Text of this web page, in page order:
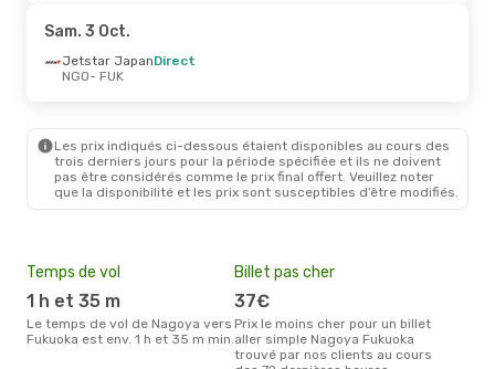
Jetstar Japan
FUK- NGO
Sam. 3 Oct.
Jetstar JapanDirect
NGO- FUK
Les prix indiqués ci-dessous étaient disponibles au cours des
trois derniers jours pour la période spécifiée et ils ne doivent
pas être considérés comme le prix final offert. Veuillez noter
que la disponibilité et les prix sont susceptibles d’être modifiés.
Temps de vol
1 h et 35 m
Le temps de vol de Nagoya vers
Fukuoka est env. 1 h et 35 m min.
Billet pas cher
37€
Prix le moins cher pour un billet
aller simple Nagoya Fukuoka
trouvé par nos clients au cours